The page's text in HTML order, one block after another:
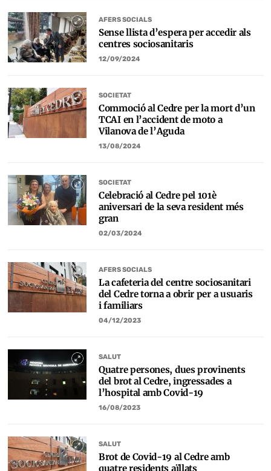
AFERS SOCIALS
Sense llista d’espera per accedir als
centres sociosanitaris
12/09/2024
SOCIETAT
Commoció al Cedre per la mort d’un
TCAI en l’accident de moto a
Vilanova de l’Aguda
13/08/2024
SOCIETAT
Celebració al Cedre pel 101è
aniversari de la seva resident més
gran
02/03/2024
AFERS SOCIALS
La cafeteria del centre sociosanitari
del Cedre torna a obrir per a usuaris
i familiars
04/12/2023
SALUT
Quatre persones, dues provinents
del brot al Cedre, ingressades a
l’hospital amb Covid-19
16/08/2023
SALUT
Brot de Covid-19 al Cedre amb
quatre residents aïllats